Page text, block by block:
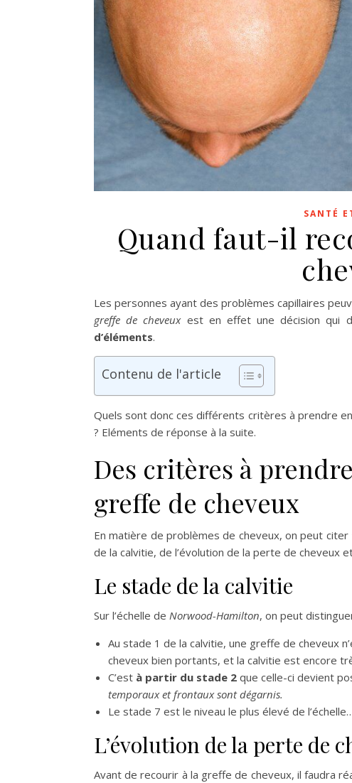
SANTÉ
Quand faut-il
Les personnes ayant des problèmes capillaires
greffe de cheveuxest en effet une décision qui
d’éléments.
Contenu de l'article
Quels sont donc ces différents critères à prendre
? Eléments de réponse à la suite.
Des critères à
greffe de cheveux
En matière de problèmes de cheveux, on peut citer
de la calvitie, de l’évolution de la perte de cheveux
Le stade de la calvitie
Sur l’échelle de Norwood-Hamilton, on peut
Au stade 1 de la calvitie, une greffe de cheveux
cheveux bien portants, et la calvitie est encore
C’est à partir du stade 2 que celle-ci devient
temporaux et frontaux sont dégarnis.
Le stade 7 est le niveau le plus élevé de
L’évolution de la perte de
Avant de recourir à la greffe de cheveux, il faudra